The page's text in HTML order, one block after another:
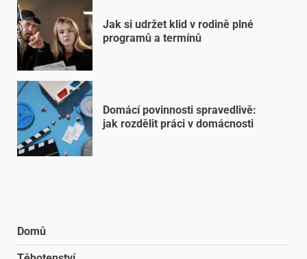
Jak si udržet klid v rodině plné
programů a termínů
Domácí povinnosti spravedlivě:
jak rozdělit práci v domácnosti
Domů